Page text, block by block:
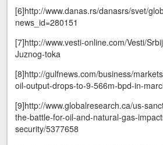
[6]http://www.danas.rs/danasrs/svet/
news_id=280151
[7]http://www.vesti-online.com/Vesti/
Juznog-toka
[8]http://gulfnews.com/business/
oil-output-drops-to-9-566m-bpd-in-
[9]http://www.globalresearch.ca/us-
the-battle-for-oil-and-natural-gas-
security/5377658